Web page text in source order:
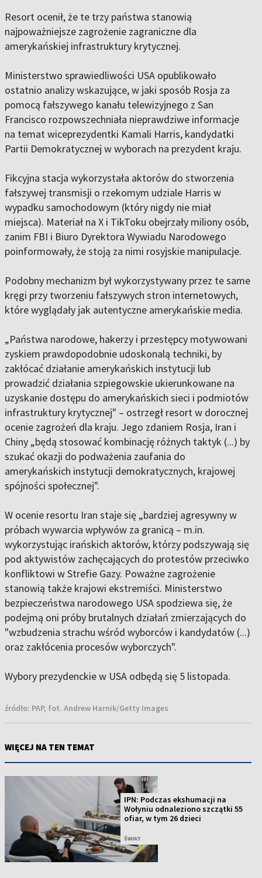
Resort ocenił, że te trzy państwa stanowią
najpoważniejsze zagrożenie zagraniczne dla
amerykańskiej infrastruktury krytycznej.
Ministerstwo sprawiedliwości USA opublikowało
ostatnio analizy wskazujące, w jaki sposób Rosja za
pomocą fałszywego kanału telewizyjnego z San
Francisco rozpowszechniała nieprawdziwe informacje
na temat wiceprezydentki Kamali Harris, kandydatki
Partii Demokratycznej w wyborach na prezydent kraju.
Fikcyjna stacja wykorzystała aktorów do stworzenia
fałszywej transmisji o rzekomym udziale Harris w
wypadku samochodowym (który nigdy nie miał
miejsca). Materiał na X i TikToku obejrzały miliony osób,
zanim FBI i Biuro Dyrektora Wywiadu Narodowego
poinformowały, że stoją za nimi rosyjskie manipulacje.
Podobny mechanizm był wykorzystywany przez te same
kręgi przy tworzeniu fałszywych stron internetowych,
które wyglądały jak autentyczne amerykańskie media.
„Państwa narodowe, hakerzy i przestępcy motywowani
zyskiem prawdopodobnie udoskonalą techniki, by
zakłócać działanie amerykańskich instytucji lub
prowadzić działania szpiegowskie ukierunkowane na
uzyskanie dostępu do amerykańskich sieci i podmiotów
infrastruktury krytycznej" – ostrzegł resort w dorocznej
ocenie zagrożeń dla kraju. Jego zdaniem Rosja, Iran i
Chiny „będą stosować kombinację różnych taktyk (...) by
szukać okazji do podważenia zaufania do
amerykańskich instytucji demokratycznych, krajowej
spójności społecznej".
W ocenie resortu Iran staje się „bardziej agresywny w
próbach wywarcia wpływów za granicą – m.in.
wykorzystując irańskich aktorów, którzy podszywają się
pod aktywistów zachęcających do protestów przeciwko
konfliktowi w Strefie Gazy. Poważne zagrożenie
stanowią także krajowi ekstremiści. Ministerstwo
bezpieczeństwa narodowego USA spodziewa się, że
podejmą oni próby brutalnych działań zmierzających do
"wzbudzenia strachu wśród wyborców i kandydatów (...)
oraz zakłócenia procesów wyborczych".
Wybory prezydenckie w USA odbędą się 5 listopada.
źródło: PAP, fot. Andrew Harnik/Getty Images
WIĘCEJ NA TEN TEMAT
IPN: Podczas ekshumacji na
Wołyniu odnaleziono szczątki 55
ofiar, w tym 26 dzieci
ŚWIAT